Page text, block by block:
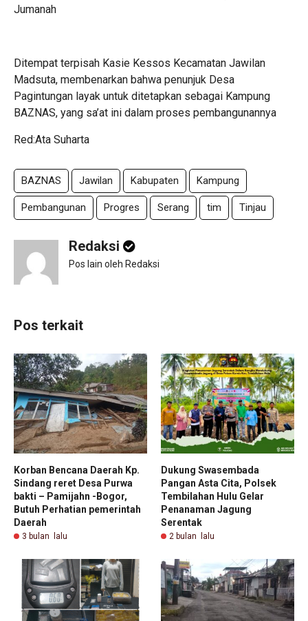
Jumanah
Ditempat terpisah Kasie Kessos Kecamatan Jawilan
Madsuta, membenarkan bahwa penunjuk Desa
Pagintungan layak untuk ditetapkan sebagai Kampung
BAZNAS, yang sa’at ini dalam proses pembangunannya
Red:Ata Suharta
BAZNAS Jawilan Kabupaten Kampung
Pembangunan Progres Serang tim Tinjau
Redaksi
Pos lain oleh Redaksi
Pos terkait
Korban Bencana Daerah Kp.
Sindang reret Desa Purwa
bakti – Pamijahn -Bogor,
Butuh Perhatian pemerintah
Daerah
3 bulan lalu
Dukung Swasembada
Pangan Asta Cita, Polsek
Tembilahan Hulu Gelar
Penanaman Jagung
Serentak
2 bulan lalu